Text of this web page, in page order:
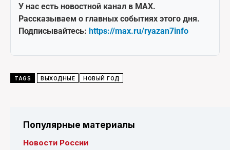
У нас есть новостной канал в MAX.
Рассказываем о главных событиях этого дня.
Подписывайтесь: https://max.ru/ryazan7info
TAGS ВЫХОДНЫЕ НОВЫЙ ГОД
Популярные материалы
Новости России